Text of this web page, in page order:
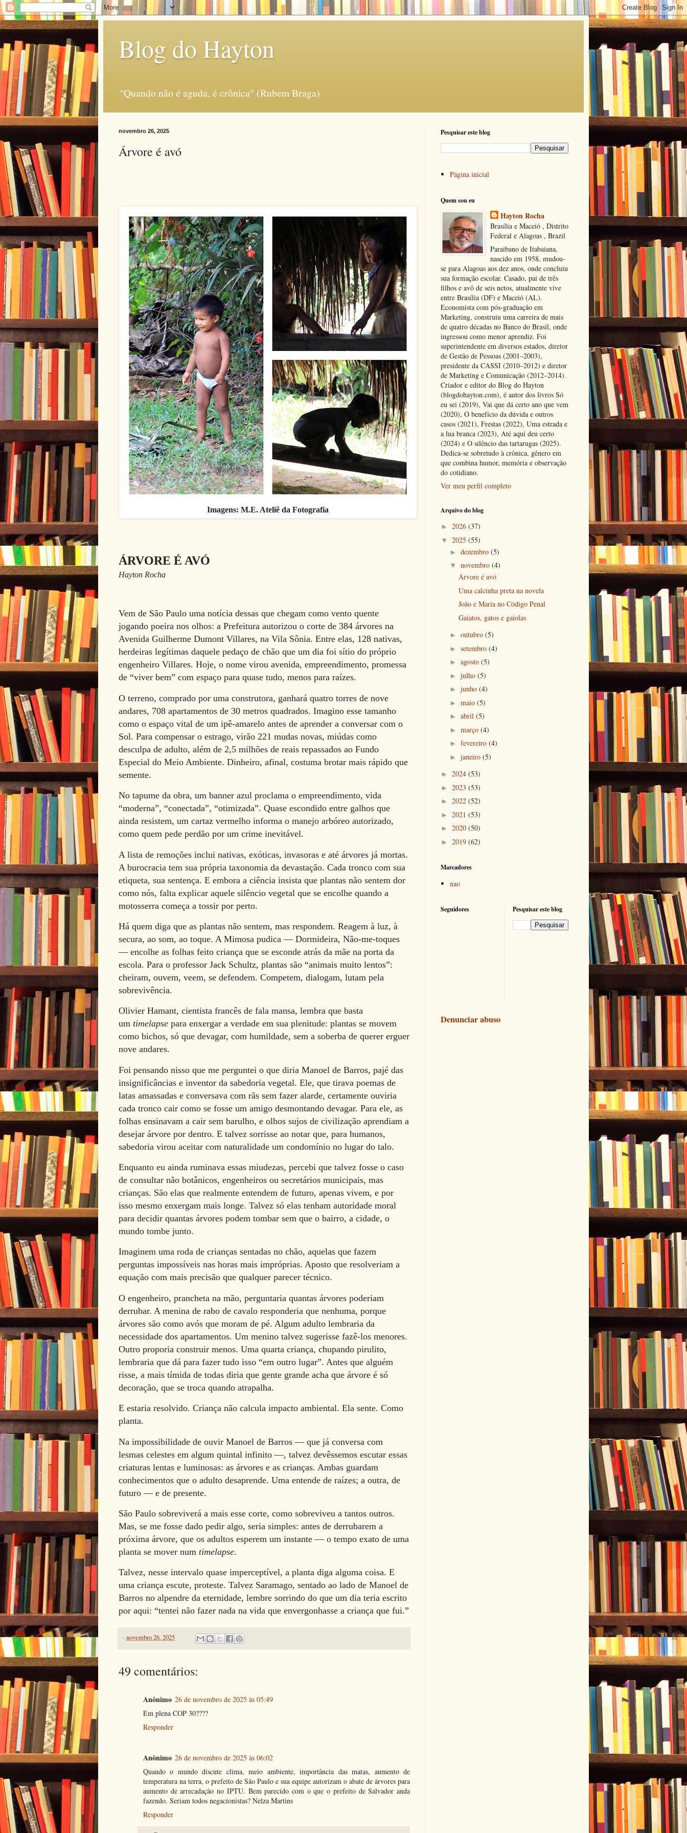
Blog do Hayton
"Quando não é aguda, é crônica" (Rubem Braga)
novembro 26, 2025
Árvore é avó
Imagens: M.E. Ateliê da Fotografia
ÁRVORE É AVÓ
Hayton Rocha
Vem de São Paulo uma notícia dessas que chegam como vento quente
jogando poeira nos olhos: a Prefeitura autorizou o corte de 384 árvores na
Avenida Guilherme Dumont Villares, na Vila Sônia. Entre elas, 128 nativas,
herdeiras legítimas daquele pedaço de chão que um dia foi sítio do próprio
engenheiro Villares. Hoje, o nome virou avenida, empreendimento, promessa
de “viver bem” com espaço para quase tudo, menos para raízes.
O terreno, comprado por uma construtora, ganhará quatro torres de nove
andares, 708 apartamentos de 30 metros quadrados. Imagino esse tamanho
como o espaço vital de um ipê-amarelo antes de aprender a conversar com o
Sol. Para compensar o estrago, virão 221 mudas novas, miúdas como
desculpa de adulto, além de 2,5 milhões de reais repassados ao Fundo
Especial do Meio Ambiente. Dinheiro, afinal, costuma brotar mais rápido que
semente.
No tapume da obra, um banner azul proclama o empreendimento, vida
“moderna”, “conectada”, “otimizada”. Quase escondido entre galhos que
ainda resistem, um cartaz vermelho informa o manejo arbóreo autorizado,
como quem pede perdão por um crime inevitável.
A lista de remoções inclui nativas, exóticas, invasoras e até árvores já mortas.
A burocracia tem sua própria taxonomia da devastação. Cada tronco com sua
etiqueta, sua sentença. E embora a ciência insista que plantas não sentem dor
como nós, falta explicar aquele silêncio vegetal que se encolhe quando a
motosserra começa a tossir por perto.
Há quem diga que as plantas não sentem, mas respondem. Reagem à luz, à
secura, ao som, ao toque. A Mimosa pudica — Dormideira, Não-me-toques
— encolhe as folhas feito criança que se esconde atrás da mãe na porta da
escola. Para o professor Jack Schultz, plantas são “animais muito lentos”:
cheiram, ouvem, veem, se defendem. Competem, dialogam, lutam pela
sobrevivência.
Olivier Hamant, cientista francês de fala mansa, lembra que basta
um timelapse para enxergar a verdade em sua plenitude: plantas se movem
como bichos, só que devagar, com humildade, sem a soberba de querer erguer
nove andares.
Foi pensando nisso que me perguntei o que diria Manoel de Barros, pajé das
insignificâncias e inventor da sabedoria vegetal. Ele, que tirava poemas de
latas amassadas e conversava com rãs sem fazer alarde, certamente ouviria
cada tronco cair como se fosse um amigo desmontando devagar. Para ele, as
folhas ensinavam a cair sem barulho, e olhos sujos de civilização aprendiam a
desejar árvore por dentro. E talvez sorrisse ao notar que, para humanos,
sabedoria virou aceitar com naturalidade um condomínio no lugar do talo.
Enquanto eu ainda ruminava essas miudezas, percebi que talvez fosse o caso
de consultar não botânicos, engenheiros ou secretários municipais, mas
crianças. São elas que realmente entendem de futuro, apenas vivem, e por
isso mesmo enxergam mais longe. Talvez só elas tenham autoridade moral
para decidir quantas árvores podem tombar sem que o bairro, a cidade, o
mundo tombe junto.
Imaginem uma roda de crianças sentadas no chão, aquelas que fazem
perguntas impossíveis nas horas mais impróprias. Aposto que resolveriam a
equação com mais precisão que qualquer parecer técnico.
O engenheiro, prancheta na mão, perguntaria quantas árvores poderiam
derrubar. A menina de rabo de cavalo responderia que nenhuma, porque
árvores são como avós que moram de pé. Algum adulto lembraria da
necessidade dos apartamentos. Um menino talvez sugerisse fazê-los menores.
Outro proporia construir menos. Uma quarta criança, chupando pirulito,
lembraria que dá para fazer tudo isso “em outro lugar”. Antes que alguém
risse, a mais tímida de todas diria que gente grande acha que árvore é só
decoração, que se troca quando atrapalha.
E estaria resolvido. Criança não calcula impacto ambiental. Ela sente. Como
planta.
Na impossibilidade de ouvir Manoel de Barros — que já conversa com
lesmas celestes em algum quintal infinito —, talvez devêssemos escutar essas
criaturas lentas e luminosas: as árvores e as crianças. Ambas guardam
conhecimentos que o adulto desaprende. Uma entende de raízes; a outra, de
futuro — e de presente.
São Paulo sobreviverá a mais esse corte, como sobreviveu a tantos outros.
Mas, se me fosse dado pedir algo, seria simples: antes de derrubarem a
próxima árvore, que os adultos esperem um instante — o tempo exato de uma
planta se mover num timelapse.
Talvez, nesse intervalo quase imperceptível, a planta diga alguma coisa. E
uma criança escute, proteste. Talvez Saramago, sentado ao lado de Manoel de
Barros no alpendre da eternidade, lembre sorrindo do que um dia teria escrito
por aqui: “tentei não fazer nada na vida que envergonhasse a criança que fui.”
-novembro 26, 2025
49 comentários:
Anônimo 26 de novembro de 2025 às 05:49
Em plena COP 30????
Responder
Anônimo 26 de novembro de 2025 às 06:02
Quando o mundo discute clima, meio ambiente, importância das matas, aumento de
temperatura na terra, o prefeito de São Paulo e sua equipe autorizam o abate de árvores para
aumento de arrecadação no IPTU. Bem parecido com o que o prefeito de Salvador anda
fazendo. Seriam todos negacionistas? Nelza Martins
Responder
Pesquisar este blog
Página inicial
Quem sou eu
Hayton Rocha
Brasília e Maceió , Distrito
Federal e Alagoas , Brazil
Paraibano de Itabaiana,
nascido em 1958, mudou-
se para Alagoas aos dez anos, onde concluiu
sua formação escolar. Casado, pai de três
filhos e avô de seis netos, atualmente vive
entre Brasília (DF) e Maceió (AL).
Economista com pós-graduação em
Marketing, construiu uma carreira de mais
de quatro décadas no Banco do Brasil, onde
ingressou como menor aprendiz. Foi
superintendente em diversos estados, diretor
de Gestão de Pessoas (2001–2003),
presidente da CASSI (2010–2012) e diretor
de Marketing e Comunicação (2012–2014).
Criador e editor do Blog do Hayton
(blogdohayton.com), é autor dos livros Só
eu sei (2019), Vai que dá certo ano que vem
(2020), O benefício da dúvida e outros
casos (2021), Frestas (2022), Uma estrada e
a lua branca (2023), Até aqui deu certo
(2024) e O silêncio das tartarugas (2025).
Dedica-se sobretudo à crônica, gênero em
que combina humor, memória e observação
do cotidiano.
Ver meu perfil completo
Arquivo do blog
► 2026 (37)
▼ 2025 (55)
► dezembro (5)
▼ novembro (4)
Árvore é avó
Uma calcinha preta na novela
João e Maria no Código Penal
Gaiatos, gatos e gaiolas
► outubro (5)
► setembro (4)
► agosto (5)
► julho (5)
► junho (4)
► maio (5)
► abril (5)
► março (4)
► fevereiro (4)
► janeiro (5)
► 2024 (53)
► 2023 (53)
► 2022 (52)
► 2021 (53)
► 2020 (50)
► 2019 (62)
Marcadores
nao
Seguidores Pesquisar este blog
Denunciar abuso